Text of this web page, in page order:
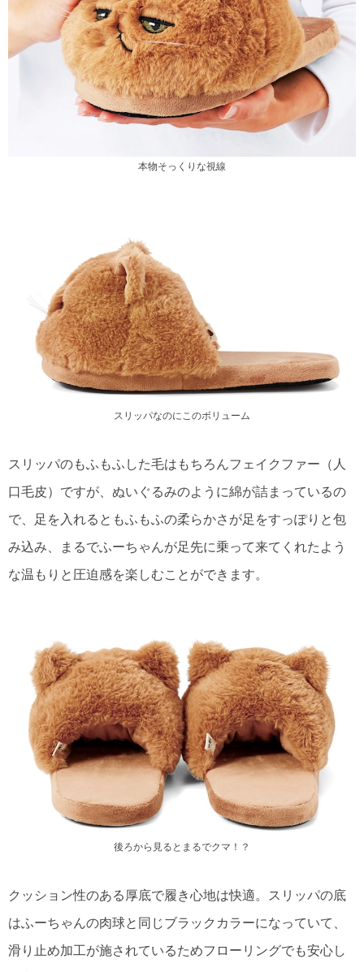
本物そっくりな視線
スリッパなのにこのボリューム
スリッパのもふもふした毛はもちろんフェイクファー（人
口毛皮）ですが、ぬいぐるみのように綿が詰まっているの
で、足を入れるともふもふの柔らかさが足をすっぽりと包
み込み、まるでふーちゃんが足先に乗って来てくれたよう
な温もりと圧迫感を楽しむことができます。
後ろから見るとまるでクマ！？
クッション性のある厚底で履き心地は快適。スリッパの底
はふーちゃんの肉球と同じブラックカラーになっていて、
滑り止め加工が施されているためフローリングでも安心し